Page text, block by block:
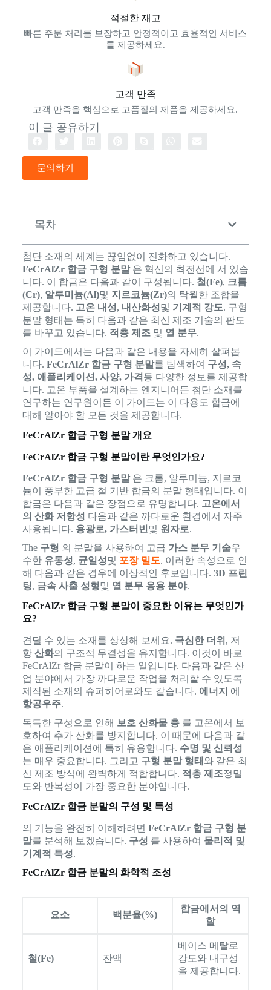
적절한 재고
빠른 주문 처리를 보장하고 안정적이고 효율적인 서비스
를 제공하세요.
고객 만족
고객 만족을 핵심으로 고품질의 제품을 제공하세요.
이 글 공유하기
문의하기
목차
첨단 소재의 세계는 끊임없이 진화하고 있습니다.
FeCrAlZr 합금 구형 분말은 혁신의 최전선에 서 있습
니다. 이 합금은 다음과 같이 구성됩니다. 철(Fe), 크롬
(Cr), 알루미늄(Al)및 지르코늄(Zr)의 탁월한 조합을
제공합니다. 고온 내성, 내산화성및 기계적 강도. 구형
분말 형태는 특히 다음과 같은 최신 제조 기술의 판도
를 바꾸고 있습니다. 적층 제조 및 열 분무.
이 가이드에서는 다음과 같은 내용을 자세히 살펴봅
니다. FeCrAlZr 합금 구형 분말를 탐색하여 구성, 속
성, 애플리케이션, 사양, 가격 등 다양한 정보를 제공합
니다. 고온 부품을 설계하는 엔지니어든 첨단 소재를
연구하는 연구원이든 이 가이드는 이 다용도 합금에
대해 알아야 할 모든 것을 제공합니다.
FeCrAlZr 합금 구형 분말 개요
FeCrAlZr 합금 구형 분말이란 무엇인가요?
FeCrAlZr 합금 구형 분말은 크롬, 알루미늄, 지르코
늄이 풍부한 고급 철 기반 합금의 분말 형태입니다. 이
합금은 다음과 같은 장점으로 유명합니다. 고온에서
의 산화 저항성 다음과 같은 까다로운 환경에서 자주
사용됩니다. 용광로, 가스터빈및 원자로.
The 구형 의 분말을 사용하여 고급 가스 분무 기술우
수한 유동성, 균일성및 포장 밀도. 이러한 속성으로 인
해 다음과 같은 경우에 이상적인 후보입니다. 3D 프린
팅, 금속 사출 성형및 열 분무 응용 분야.
FeCrAlZr 합금 구형 분말이 중요한 이유는 무엇인가
요?
견딜 수 있는 소재를 상상해 보세요. 극심한 더위 , 저
항 산화의 구조적 무결성을 유지합니다. 이것이 바로
FeCrAlZr 합금 분말이 하는 일입니다. 다음과 같은 산
업 분야에서 가장 까다로운 작업을 처리할 수 있도록
제작된 소재의 슈퍼히어로와도 같습니다. 에너지 에
항공우주.
독특한 구성으로 인해 보호 산화물 층를 고온에서 보
호하여 추가 산화를 방지합니다. 이 때문에 다음과 같
은 애플리케이션에 특히 유용합니다. 수명 및 신뢰성
는 매우 중요합니다. 그리고 구형 분말 형태 와 같은 최
신 제조 방식에 완벽하게 적합합니다. 적층 제조정밀
도와 반복성이 가장 중요한 분야입니다.
FeCrAlZr 합금 분말의 구성 및 특성
의 기능을 완전히 이해하려면 FeCrAlZr 합금 구형 분
말를 분석해 보겠습니다. 구성 를 사용하여 물리적 및
기계적 특성.
FeCrAlZr 합금 분말의 화학적 조성
요소 백분율(%)
합금에서의 역
할
철(Fe) 잔액
베이스 메탈로
강도와 내구성
을 제공합니다.